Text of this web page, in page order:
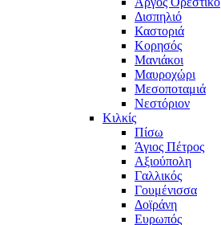
Δισπηλιό
Καστοριά
Κορησός
Μανιάκοι
Μαυροχώρι
Μεσοποταμιά
Νεστόριον
Κιλκίς
Πίσω
Άγιος Πέτρος
Αξιούπολη
Γαλλικός
Γουμένισσα
Δοϊράνη
Ευρωπός